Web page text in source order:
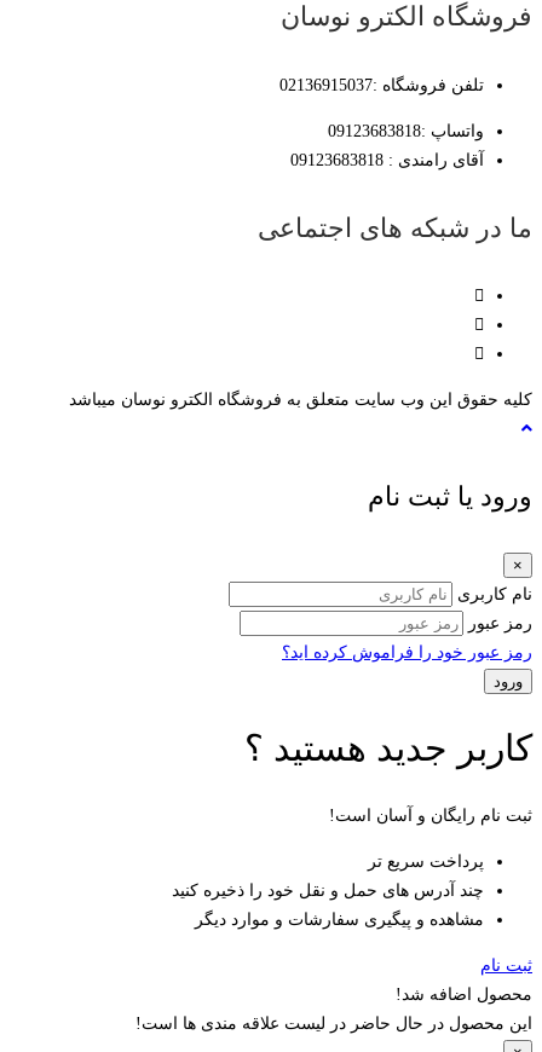
فروشگاه الکترو نوسان
تلفن فروشگاه :02136915037
واتساپ :09123683818
آقای رامندی : 09123683818
ما در شبکه های اجتماعی
کلیه حقوق این وب سایت متعلق به فروشگاه الکترو نوسان میباشد
ورود یا ثبت نام
×
نام کاربری
رمز عبور
رمز عبور خود را فراموش کرده اید؟
کاربر جدید هستید ؟
ثبت نام رایگان و آسان است!
پرداخت سریع تر
چند آدرس های حمل و نقل خود را ذخیره کنید
مشاهده و پیگیری سفارشات و موارد دیگر
ثبت نام
محصول اضافه شد!
این محصول در حال حاضر در لیست علاقه مندی ها است!